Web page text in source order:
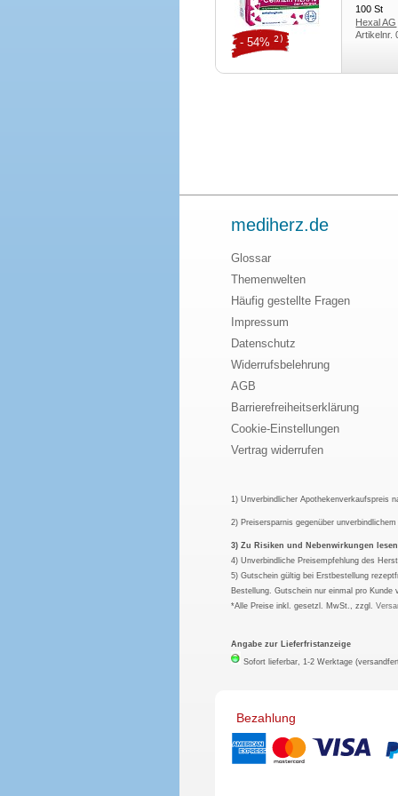
100St
Hexal AG
Artikelnr.
- 54% 2)
mediherz.de
Glossar
Themenwelten
Häufig gestellte Fragen
Impressum
Datenschutz
Widerrufsbelehrung
AGB
Barrierefreiheitserklärung
Cookie-Einstellungen
Vertrag widerrufen
1) Unverbindlicher Apothekenverkaufspreis
2) Preisersparnis gegenüber
3) Zu Risiken und Nebenwirkungen
4) Unverbindliche Preisempfehlung des
5) Gutschein gültig bei Erstbestellung
Bestellung. Gutschein nur einmal pro
*Alle Preise inkl. gesetzl. MwSt., zzgl.
Angabe zur Lieferfristanzeige
Sofort lieferbar, 1-2 Werktage
Bezahlung